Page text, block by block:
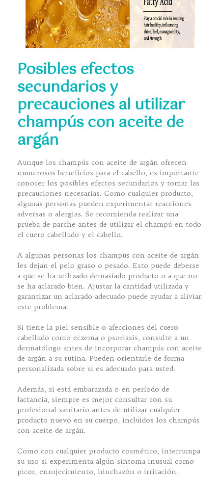
Posibles efectos
secundarios y
precauciones al utilizar
champús con aceite de
argán
Aunque los champús con aceite de argán ofrecen
numerosos beneficios para el cabello, es importante
conocer los posibles efectos secundarios y tomar las
precauciones necesarias. Como cualquier producto,
algunas personas pueden experimentar reacciones
adversas o alergias. Se recomienda realizar una
prueba de parche antes de utilizar el champú en todo
el cuero cabelludo y el cabello.
A algunas personas los champús con aceite de argán
les dejan el pelo graso o pesado. Esto puede deberse
a que se ha utilizado demasiado producto o a que no
se ha aclarado bien. Ajustar la cantidad utilizada y
garantizar un aclarado adecuado puede ayudar a aliviar
este problema.
Si tiene la piel sensible o afecciones del cuero
cabelludo como eczema o psoriasis, consulte a un
dermatólogo antes de incorporar champús con aceite
de argán a su rutina. Pueden orientarle de forma
personalizada sobre si es adecuado para usted.
Además, si está embarazada o en período de
lactancia, siempre es mejor consultar con su
profesional sanitario antes de utilizar cualquier
producto nuevo en su cuerpo, incluidos los champús
con aceite de argán.
Como con cualquier producto cosmético, interrumpa
su uso si experimenta algún síntoma inusual como
picor, enrojecimiento, hinchazón o irritación.